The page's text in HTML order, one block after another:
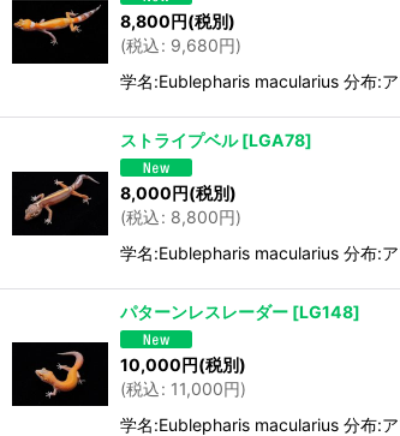
8,800円(税別)
(税込: 9,680円)
学名:Eublepharis macularius 分布:
ストライプベル [LGA78]
8,000円(税別)
(税込: 8,800円)
学名:Eublepharis macularius 分布:
パターンレスレーダー [LG148]
10,000円(税別)
(税込: 11,000円)
学名:Eublepharis macularius 分布: